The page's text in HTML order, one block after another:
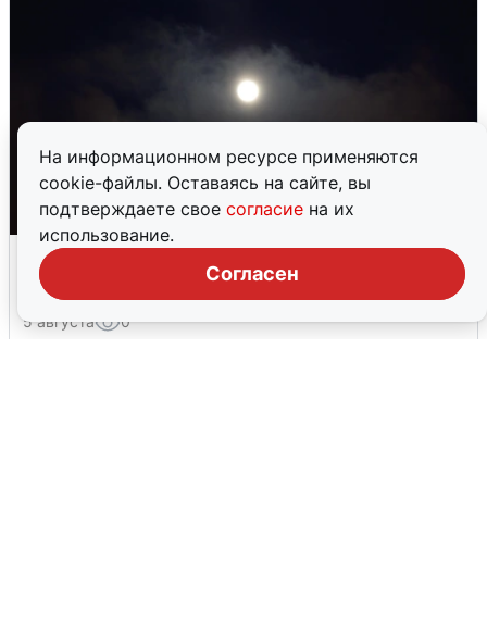
На информационном ресурсе применяются
cookie-файлы. Оставаясь на сайте, вы
подтверждаете свое согласие на их
использование.
Согласен
Взрывы в Воронеже после сигнала
тревоги
5 августа 0